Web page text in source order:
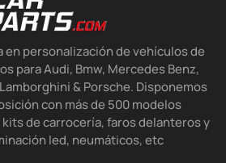
en personalización de vehículos de
para Audi, Bmw, Mercedes Benz,
& Porsche. Disponemos
con más de 500 modelos
de carrocería, faros delanteros y
led, neumáticos, etc